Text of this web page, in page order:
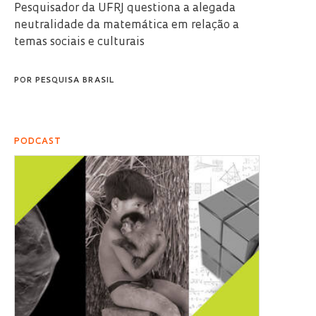
Pesquisador da UFRJ questiona a alegada
neutralidade da matemática em relação a
temas sociais e culturais
POR PESQUISA BRASIL
PODCAST